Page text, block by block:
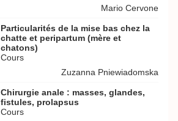
Mario Cervone
Particularités de la mise bas chez la
chatte et peripartum (mère et
chatons)
Cours
Zuzanna Pniewiadomska
Chirurgie anale : masses, glandes,
fistules, prolapsus
Cours